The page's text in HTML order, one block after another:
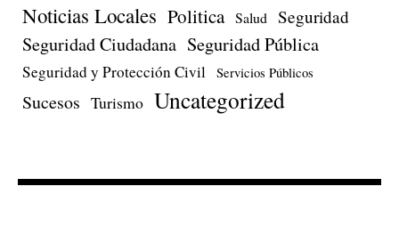
Noticias Locales Politica Salud Seguridad
Seguridad Ciudadana Seguridad Pública
Seguridad y Protección Civil Servicios Públicos
Sucesos Turismo Uncategorized